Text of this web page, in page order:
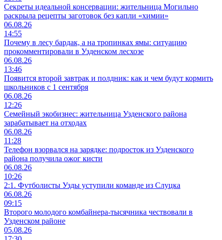
Секреты идеальной консервации: жительница Могильно
раскрыла рецепты заготовок без капли «химии»
06.08.26
14:55
Почему в лесу бардак, а на тропинках ямы: ситуацию
прокомментировали в Узденском лесхозе
06.08.26
13:46
Появится второй завтрак и полдник: как и чем будут кормить
школьников с 1 сентября
06.08.26
12:26
Семейный экобизнес: жительница Узденского района
зарабатывает на отходах
06.08.26
11:28
Телефон взорвался на зарядке: подросток из Узденского
района получила ожог кисти
06.08.26
10:26
2:1. Футболисты Узды уступили команде из Слуцка
06.08.26
09:15
Второго молодого комбайнера-тысячника чествовали в
Узденском районе
05.08.26